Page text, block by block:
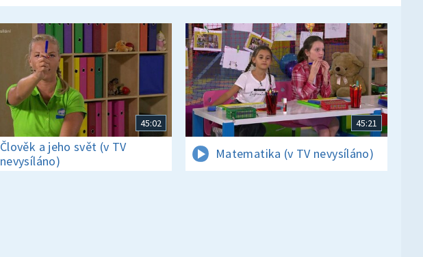
45:02
Člověk a jeho svět (v TV
nevysíláno)
45:21
Matematika (v TV nevysíláno)